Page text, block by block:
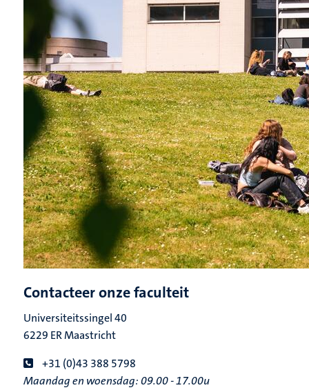
Contacteer onze faculteit
Universiteitssingel 40
6229 ER Maastricht
+31 (0)43 388 5798
Maandag en woensdag: 09.00 - 17.00u